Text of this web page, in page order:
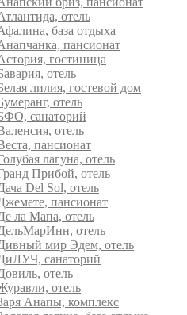
отель
база отдыха
пансионат
гостиница
отель
лилия, гостевой дом
отель
санаторий
отель
пансионат
лагуна, отель
Прибой, отель
Del Sol, отель
пансионат
ла Мапа, отель
отель
мир Эдем, отель
санаторий
отель
отель
Анапы, комплекс